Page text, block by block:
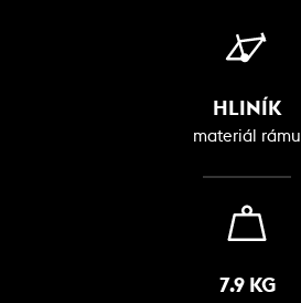
HLINÍK
materiál rámu
7.9 KG